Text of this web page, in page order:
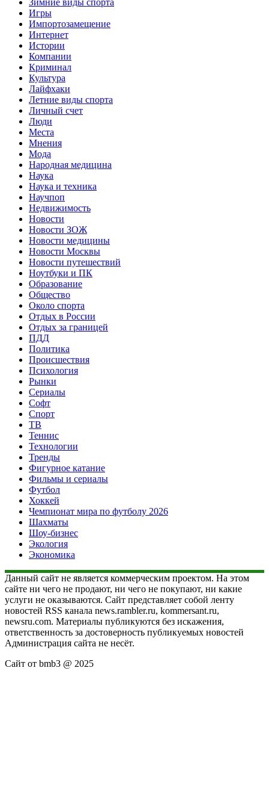
Игры
Импортозамещение
Интернет
Истории
Компании
Криминал
Культура
Лайфхаки
Летние виды спорта
Личный счет
Люди
Места
Мнения
Мода
Народная медицина
Наука
Наука и техника
Научпоп
Недвижимость
Новости
Новости ЗОЖ
Новости медицины
Новости Москвы
Новости путешествий
Ноутбуки и ПК
Образование
Общество
Около спорта
Отдых в России
Отдых за границей
ПДД
Политика
Происшествия
Психология
Рынки
Сериалы
Софт
Спорт
ТВ
Теннис
Технологии
Тренды
Фигурное катание
Фильмы и сериалы
Футбол
Хоккей
Чемпионат мира по футболу 2026
Шахматы
Шоу-бизнес
Экология
Экономика
Данный сайт не является коммерческим проектом. На этом
сайте ни чего не продают, ни чего не покупают, ни какие
услуги не оказываются. Сайт представляет собой ленту
новостей RSS канала news.rambler.ru, kommersant.ru,
newsru.com. Материалы публикуются без искажения,
ответственность за достоверность публикуемых новостей
Администрация сайта не несёт.
Сайт от bmb3 @ 2025